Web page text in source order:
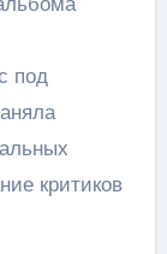
под
критиков